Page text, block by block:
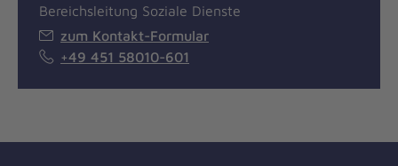
Bereichsleitung Soziale Dienste
zum Kontakt-Formular
+49 451 58010-601